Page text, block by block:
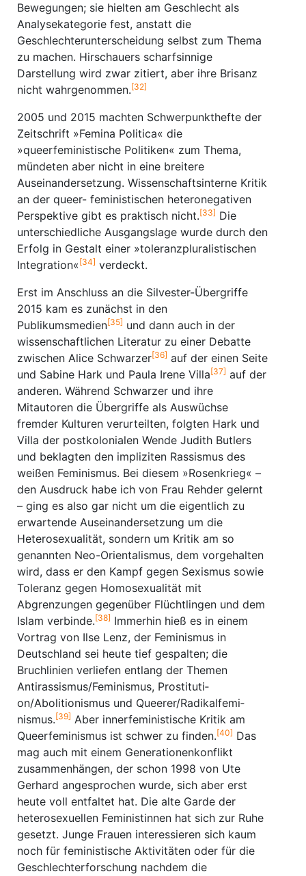
Bewegungen; sie hielten am Geschlecht als
Analysekategorie fest, anstatt die
Geschlechterunterscheidung selbst zum Thema
zu machen. Hirschauers scharfsinnige
Darstellung wird zwar zitiert, aber ihre Brisanz
nicht wahrgenommen.[32]
2005 und 2015 machten Schwerpunkthefte der
Zeitschrift »Femina Politica« die
»queerfeministische Politiken« zum Thema,
mündeten aber nicht in eine breitere
Auseinander­setzung. Wissenschaftsinterne Kritik
an der queer- feministischen heteronegativen
Perspektive gibt es praktisch nicht.[33] Die
unterschied­liche Ausgangslage wurde durch den
Erfolg in Gestalt einer »toleranzpluralistischen
Integration«[34] verdeckt.
Erst im Anschluss an die Silvester-Übergriffe
2015 kam es zunächst in den
Publikumsmedien[35] und dann auch in der
wissenschaftlichen Literatur zu einer Debatte
zwischen Alice Schwarzer[36] auf der einen Seite
und Sabine Hark und Paula Irene Villa[37] auf der
anderen. Während Schwarzer und ihre
Mitautoren die Übergriffe als Auswüchse
fremder Kulturen verurteilten, folgten Hark und
Villa der postkolonialen Wende Judith Butlers
und beklagten den impliziten Rassismus des
weißen Feminismus. Bei diesem »Rosenkrieg« –
den Ausdruck habe ich von Frau Rehder gelernt
– ging es also gar nicht um die eigentlich zu
erwartende Aus­einandersetzung um die
Heterosexualität, sondern um Kritik am so
genannten Neo­-Orientalismus, dem vorgehalten
wird, dass er den Kampf gegen Sexismus sowie
Toleranz gegen Homosexualität mit
Abgrenzungen gegenüber Flüchtlingen und dem
Islam verbinde.[38] Immerhin hieß es in einem
Vortrag von Ilse Lenz, der Feminismus in
Deutschland sei heute tief gespalten; die
Bruchlinien verliefen entlang der Themen
Antirassismus/Feminismus, Prostitu­ti­
on/Abolitionismus und Queerer/Radikalfemi­
nismus.[39] Aber innerfemini­stische Kritik am
Queerfeminismus ist schwer zu finden.[40] Das
mag auch mit einem Generationenkonflikt
zusammenhängen, der schon 1998 von Ute
Gerhard angesprochen wurde, sich aber erst
heute voll entfaltet hat. Die alte Garde der
heterosexuellen Feministinnen hat sich zur Ruhe
gesetzt. Junge Frauen interessieren sich kaum
noch für feministische Aktivitäten oder für die
Geschlechterforschung nachdem die